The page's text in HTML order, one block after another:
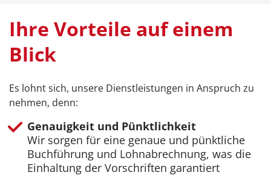
Ihre Vorteile auf einem
Blick
Es lohnt sich, unsere Dienstleistungen in Anspruch zu
nehmen, denn:
Genauigkeit und Pünktlichkeit
Wir sorgen für eine genaue und pünktliche
Buchführung und Lohnabrechnung, was die
Einhaltung der Vorschriften garantiert